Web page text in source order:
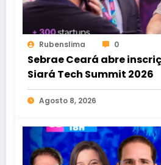
Rubenslima 0
Sebrae Ceará abre
Siará Tech Summit 2026
Agosto 8, 2026